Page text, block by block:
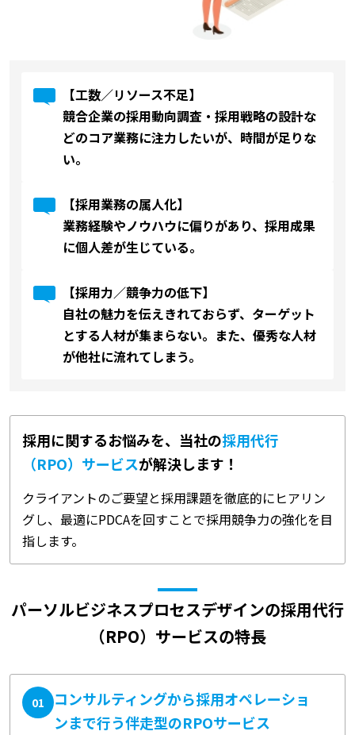
【工数／リソース不足】
競合企業の採用動向調査・採用戦略の設計な
どのコア業務に注力したいが、時間が足りな
い。
【採用業務の属人化】
業務経験やノウハウに偏りがあり、採用成果
に個人差が生じている。
【採用力／競争力の低下】
自社の魅力を伝えきれておらず、ターゲット
とする人材が集まらない。また、優秀な人材
が他社に流れてしまう。
採用に関するお悩みを、当社の採用代行
（RPO）サービスが解決します！
クライアントのご要望と採用課題を徹底的にヒアリン
グし、最適にPDCAを回すことで採用競争力の強化を目
指します。
パーソルビジネスプロセスデザインの採用代行
（RPO）サービスの特長
01
コンサルティングから採用オペレーショ
ンまで行う伴走型のRPOサービス